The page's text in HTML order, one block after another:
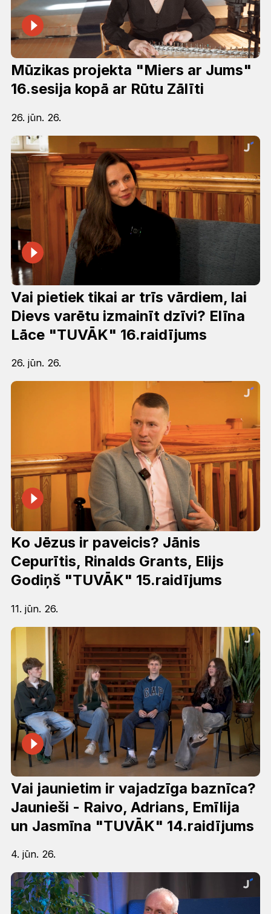
Mūzikas projekta "Miers ar Jums"
16.sesija kopā ar Rūtu Zālīti
26. jūn. 26.
Vai pietiek tikai ar trīs vārdiem, lai
Dievs varētu izmainīt dzīvi? Elīna
Lāce "TUVĀK" 16.raidījums
26. jūn. 26.
Ko Jēzus ir paveicis? Jānis
Cepurītis, Rinalds Grants, Elijs
Godiņš "TUVĀK" 15.raidījums
11. jūn. 26.
Vai jaunietim ir vajadzīga baznīca?
Jaunieši - Raivo, Adrians, Emīlija
un Jasmīna "TUVĀK" 14.raidījums
4. jūn. 26.